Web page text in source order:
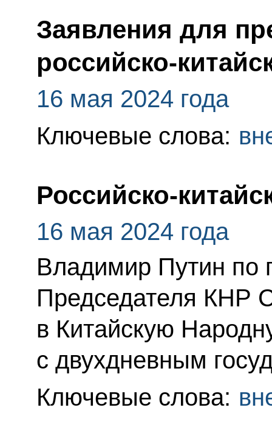
Заявления для
российско-
16 мая 2024 года
Ключевые слова:
Российско-
16 мая 2024 года
Владимир Путин по
Председателя КНР
в Китайскую
с двухдневным
Ключевые слова: